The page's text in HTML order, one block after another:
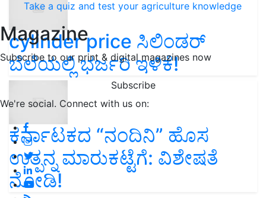
Take a quiz and test your agriculture knowledge
Magazine
Subscribe to our print & digital magazines now
Subscribe
We're social. Connect with us on:
cylinder price ಸಿಲಿಂಡರ್‌
ಬೆಲೆಯಲ್ಲಿ ಭರ್ಜರಿ ಇಳಿಕೆ!
ಕರ್ನಾಟಕದ “ನಂದಿನಿ” ಹೊಸ
ಉತ್ಪನ್ನ ಮಾರುಕಟ್ಟೆಗೆ: ವಿಶೇಷತೆ
ನೋಡಿ!